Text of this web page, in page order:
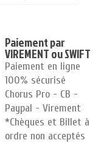
Paiement par
VIREMENT ou SWIFT
Paiement en ligne
100% sécurisé
Chorus Pro - CB -
Paypal - Virement
*Chèques et Billet à
ordre non acceptés